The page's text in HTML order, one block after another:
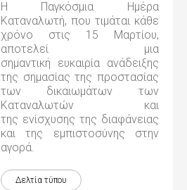
Η Παγκόσμια Ημέρα
Καταναλωτή, που τιμάται κάθε
χρόνο στις 15 Μαρτίου,
αποτελεί μια
σημαντική ευκαιρία ανάδειξης
της σημασίας της προστασίας
των δικαιωμάτων των
Καταναλωτών και
της ενίσχυσης της διαφάνειας
και της εμπιστοσύνης στην
αγορά.
Δελτία τύπου